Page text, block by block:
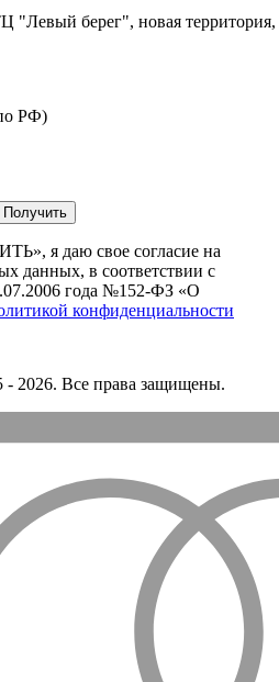
берег", новая территория,
РФ)
я даю свое согласие на
данных, в соответствии с
года №152-ФЗ «О
конфиденциальности
2026. Все права защищены.